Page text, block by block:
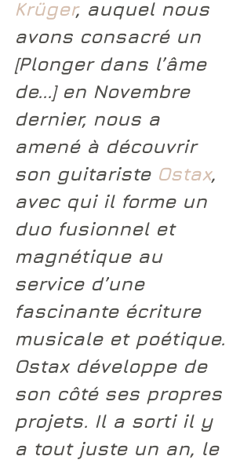
Krüger, auquel nous
avons consacré un
[Plonger dans l’âme
de...] en Novembre
dernier, nous a
amené à découvrir
son guitariste Ostax,
avec qui il forme un
duo fusionnel et
magnétique au
service d’une
fascinante écriture
musicale et poétique.
Ostax développe de
son côté ses propres
projets. Il a sorti il y
a tout juste un an, le